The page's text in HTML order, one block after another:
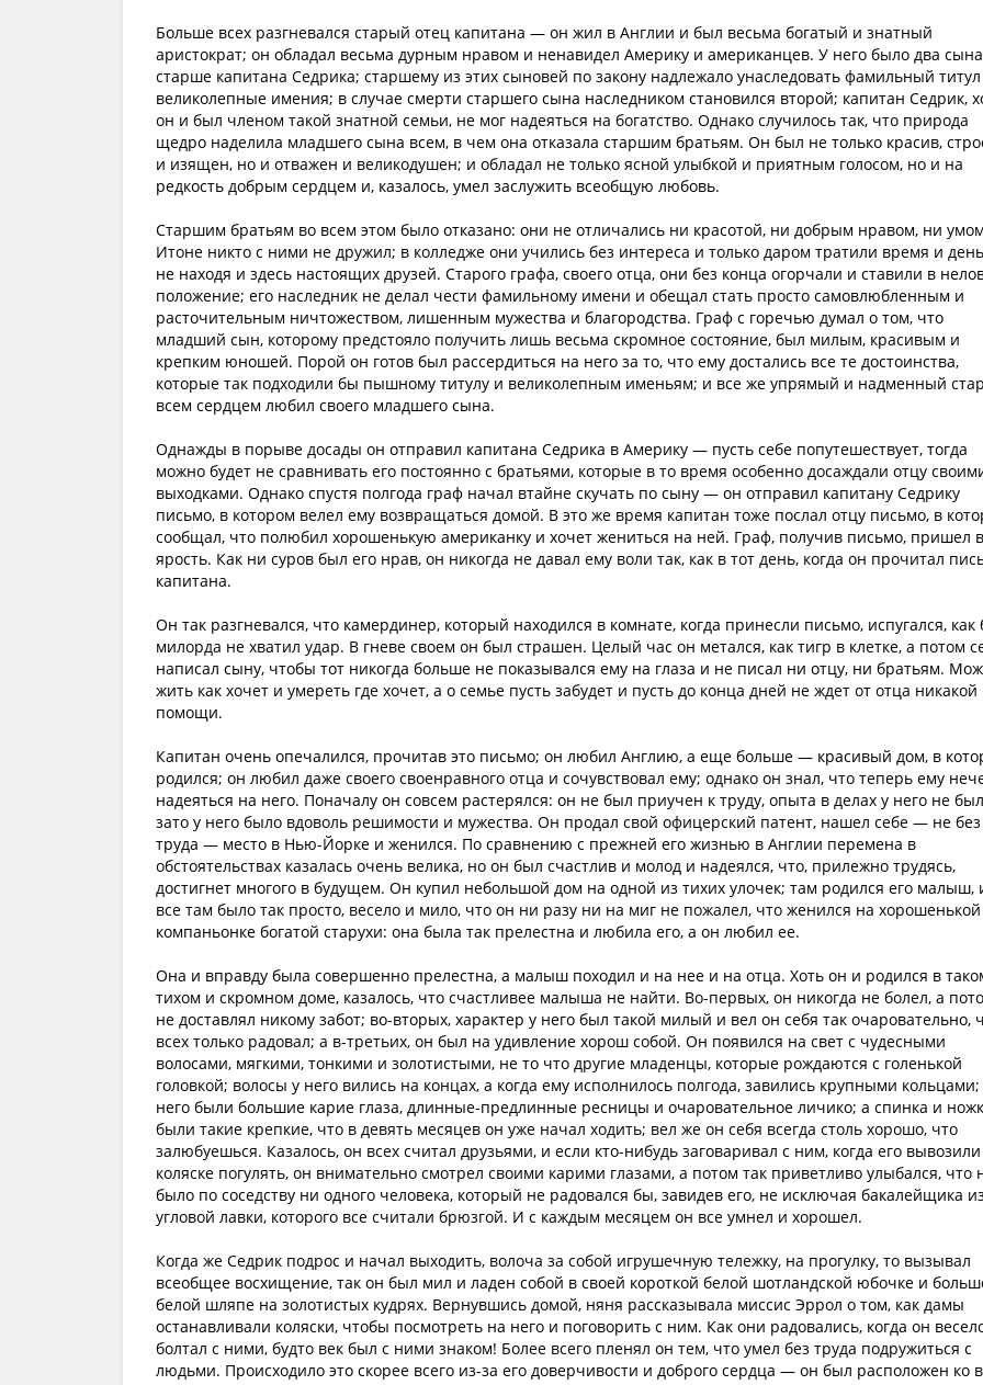
Больше всех разгневался старый отец капитана — он жил в Англии и был весьма богатый и знатный
аристократ; он обладал весьма дурным нравом и ненавидел Америку и американцев. У него было два
старше капитана Седрика; старшему из этих сыновей по закону надлежало унаследовать фамильный
великолепные имения; в случае смерти старшего сына наследником становился второй; капитан Седрик,
он и был членом такой знатной семьи, не мог надеяться на богатство. Однако случилось так, что природа
щедро наделила младшего сына всем, в чем она отказала старшим братьям. Он был не только красив,
и изящен, но и отважен и великодушен; и обладал не только ясной улыбкой и приятным голосом, но и на
редкость добрым сердцем и, казалось, умел заслужить всеобщую любовь.
Старшим братьям во всем этом было отказано: они не отличались ни красотой, ни добрым нравом, ни
Итоне никто с ними не дружил; в колледже они учились без интереса и только даром тратили время и
не находя и здесь настоящих друзей. Старого графа, своего отца, они без конца огорчали и ставили в
положение; его наследник не делал чести фамильному имени и обещал стать просто самовлюбленным и
расточительным ничтожеством, лишенным мужества и благородства. Граф с горечью думал о том, что
младший сын, которому предстояло получить лишь весьма скромное состояние, был милым, красивым и
крепким юношей. Порой он готов был рассердиться на него за то, что ему достались все те достоинства,
которые так подходили бы пышному титулу и великолепным именьям; и все же упрямый и надменный
всем сердцем любил своего младшего сына.
Однажды в порыве досады он отправил капитана Седрика в Америку — пусть себе попутешествует, тогда
можно будет не сравнивать его постоянно с братьями, которые в то время особенно досаждали отцу
выходками. Однако спустя полгода граф начал втайне скучать по сыну — он отправил капитану Седрику
письмо, в котором велел ему возвращаться домой. В это же время капитан тоже послал отцу письмо, в
сообщал, что полюбил хорошенькую американку и хочет жениться на ней. Граф, получив письмо, пришел в
ярость. Как ни суров был его нрав, он никогда не давал ему воли так, как в тот день, когда он прочитал
капитана.
Он так разгневался, что камердинер, который находился в комнате, когда принесли письмо, испугался, как
милорда не хватил удар. В гневе своем он был страшен. Целый час он метался, как тигр в клетке, а потом
написал сыну, чтобы тот никогда больше не показывался ему на глаза и не писал ни отцу, ни братьям.
жить как хочет и умереть где хочет, а о семье пусть забудет и пусть до конца дней не ждет от отца никакой
помощи.
Капитан очень опечалился, прочитав это письмо; он любил Англию, а еще больше — красивый дом, в
родился; он любил даже своего своенравного отца и сочувствовал ему; однако он знал, что теперь ему
надеяться на него. Поначалу он совсем растерялся: он не был приучен к труду, опыта в делах у него не
зато у него было вдоволь решимости и мужества. Он продал свой офицерский патент, нашел себе — не без
труда — место в Нью-Йорке и женился. По сравнению с прежней его жизнью в Англии перемена в
обстоятельствах казалась очень велика, но он был счастлив и молод и надеялся, что, прилежно трудясь,
достигнет многого в будущем. Он купил небольшой дом на одной из тихих улочек; там родился его малыш,
все там было так просто, весело и мило, что он ни разу ни на миг не пожалел, что женился на хорошенькой
компаньонке богатой старухи: она была так прелестна и любила его, а он любил ее.
Она и вправду была совершенно прелестна, а малыш походил и на нее и на отца. Хоть он и родился в
тихом и скромном доме, казалось, что счастливее малыша не найти. Во-первых, он никогда не болел, а
не доставлял никому забот; во-вторых, характер у него был такой милый и вел он себя так очаровательно,
всех только радовал; а в‑третьих, он был на удивление хорош собой. Он появился на свет с чудесными
волосами, мягкими, тонкими и золотистыми, не то что другие младенцы, которые рождаются с голенькой
головкой; волосы у него вились на концах, а когда ему исполнилось полгода, завились крупными кольцами;
него были большие карие глаза, длинные-предлинные ресницы и очаровательное личико; а спинка и
были такие крепкие, что в девять месяцев он уже начал ходить; вел же он себя всегда столь хорошо, что
залюбуешься. Казалось, он всех считал друзьями, и если кто-нибудь заговаривал с ним, когда его
коляске погулять, он внимательно смотрел своими карими глазами, а потом так приветливо улыбался, что
было по соседству ни одного человека, который не радовался бы, завидев его, не исключая бакалейщика из
угловой лавки, которого все считали брюзгой. И с каждым месяцем он все умнел и хорошел.
Когда же Седрик подрос и начал выходить, волоча за собой игрушечную тележку, на прогулку, то вызывал
всеобщее восхищение, так он был мил и ладен собой в своей короткой белой шотландской юбочке и
белой шляпе на золотистых кудрях. Вернувшись домой, няня рассказывала миссис Эррол о том, как дамы
останавливали коляски, чтобы посмотреть на него и поговорить с ним. Как они радовались, когда он
болтал с ними, будто век был с ними знаком! Более всего пленял он тем, что умел без труда подружиться с
людьми. Происходило это скорее всего из-за его доверчивости и доброго сердца — он был расположен ко